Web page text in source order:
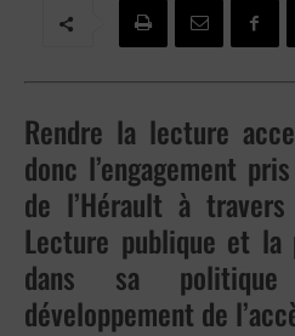
Rendre la lecture
donc l’engagement
de l’Hérault à
Lecture publique et
dans sa
développement de